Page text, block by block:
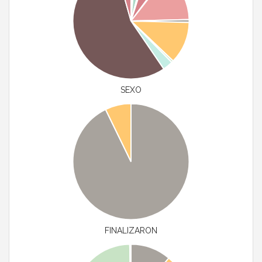
SEXO
FINALIZARON